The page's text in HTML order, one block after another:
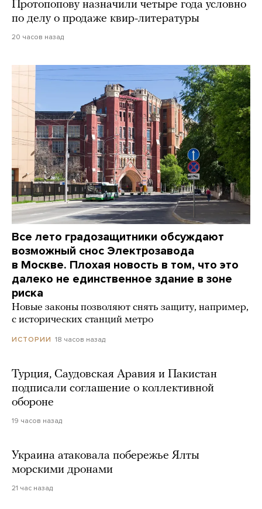
Протопопову назначили четыре года условно
по делу о продаже квир-литературы
20 часов назад
Все лето градозащитники обсуждают
возможный снос Электрозавода
в Москве. Плохая новость в том, что это
далеко не единственное здание в зоне
риска
Новые законы позволяют снять защиту, например,
с исторических станций метро
ИСТОРИИ 18 часов назад
Турция, Саудовская Аравия и Пакистан
подписали соглашение о коллективной
обороне
19 часов назад
Украина атаковала побережье Ялты
морскими дронами
21 час назад